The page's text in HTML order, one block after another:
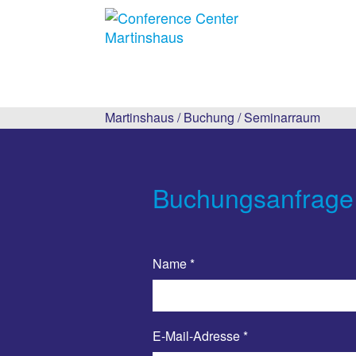
Martinshaus/Buchung /Seminarraum
Name*
E-Mail-Adresse*